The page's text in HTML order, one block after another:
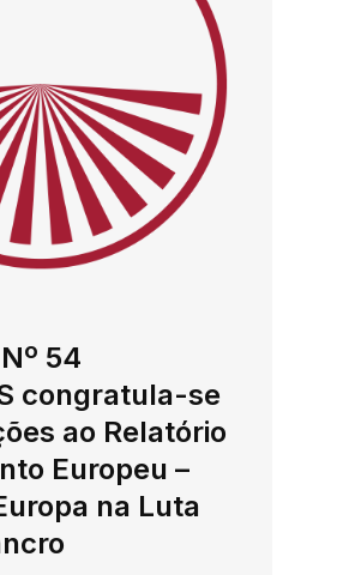
54
congratula-se
ao Relatório
Europeu –
na Luta